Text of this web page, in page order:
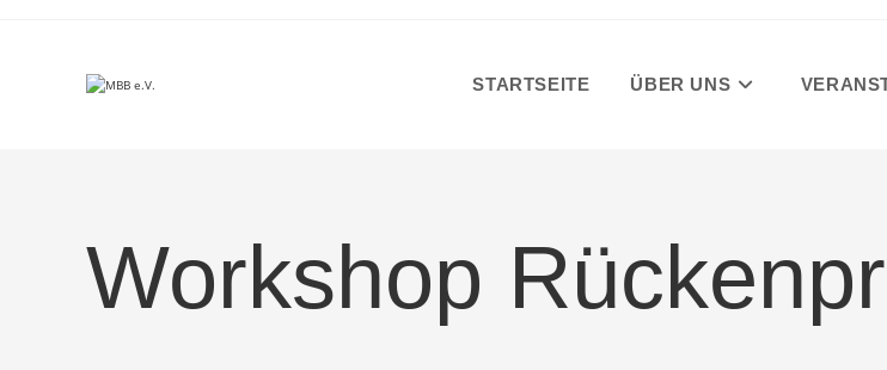
STARTSEITE ÜBER UNS
Workshop